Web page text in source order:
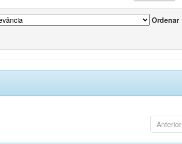
Ordenar
Anterior